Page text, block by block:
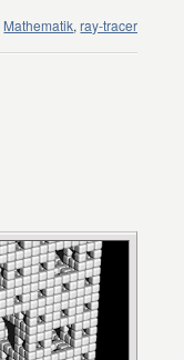
Mathematik,ray-tracer